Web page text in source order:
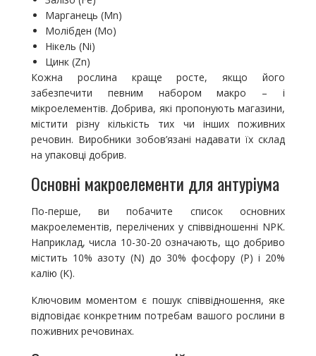
Марганець (Mn)
Молібден (Mo)
Нікель (Ni)
Цинк (Zn)
Кожна рослина краще росте, якщо його
забезпечити певним набором макро – і
мікроелементів. Добрива, які пропонують магазини,
містити різну кількість тих чи інших поживних
речовин. Виробники зобов’язані надавати їх склад
на упаковці добрив.
Основні макроелементи для антуріума
По-перше, ви побачите список основних
макроелементів, перелічених у співвідношенні NPK.
Наприклад, числа 10-30-20 означають, що добриво
містить 10% азоту (N) до 30% фосфору (P) і 20%
калію (K).
Ключовим моментом є пошук співвідношення, яке
відповідає конкретним потребам вашого рослини в
поживних речовинах.